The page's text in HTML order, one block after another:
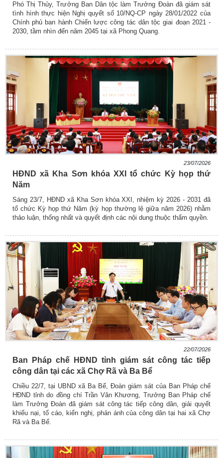
Phó Thị Thủy, Trưởng Ban Dân tộc làm Trưởng Đoàn đã giám sát
tình hình thực hiện Nghị quyết số 10/NQ-CP ngày 28/01/2022 của
Chính phủ ban hành Chiến lược công tác dân tộc giai đoạn 2021 -
2030, tầm nhìn đến năm 2045 tại xã Phong Quang.
23/07/2026
HĐND xã Kha Sơn khóa XXI tổ chức Kỳ họp thứ
Năm
Sáng 23/7, HĐND xã Kha Sơn khóa XXI, nhiệm kỳ 2026 - 2031 đã
tổ chức Kỳ họp thứ Năm (kỳ họp thường lệ giữa năm 2026) nhằm
thảo luận, thống nhất và quyết định các nội dung thuộc thẩm quyền.
22/07/2026
Ban Pháp chế HĐND tỉnh giám sát công tác tiếp
công dân tại các xã Chợ Rã và Ba Bể
Chiều 22/7, tại UBND xã Ba Bể, Đoàn giám sát của Ban Pháp chế
HĐND tỉnh do đồng chí Trần Văn Khương, Trưởng Ban Pháp chế
làm Trưởng Đoàn đã giám sát công tác tiếp công dân, giải quyết
khiếu nại, tố cáo, kiến nghị, phản ánh của công dân tại hai xã Chợ
Rã và Ba Bể.